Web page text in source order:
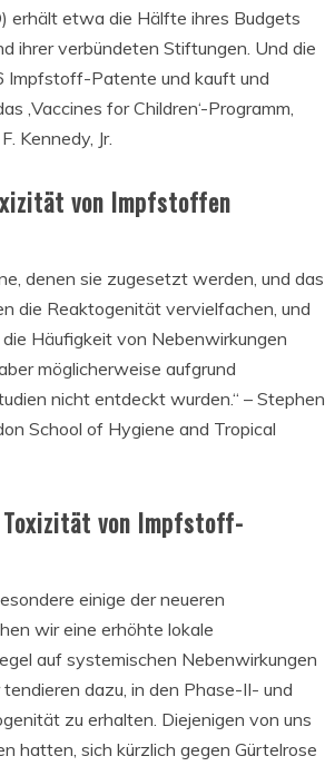
erhält etwa die Hälfte ihres Budgets
ihrer verbündeten Stiftungen. Und die
Impfstoff-Patente und kauft und
‚Vaccines for Children‘-Programm,
Kennedy, Jr.
von Impfstoffen
denen sie zugesetzt werden, und das
die Reaktogenität vervielfachen, und
Häufigkeit von Nebenwirkungen
möglicherweise aufgrund
nicht entdeckt wurden.“ – Stephen
School of Hygiene and Tropical
von Impfstoff-
einige der neueren
wir eine erhöhte lokale
auf systemischen Nebenwirkungen
dazu, in den Phase-II- und
zu erhalten. Diejenigen von uns
hatten, sich kürzlich gegen Gürtelrose